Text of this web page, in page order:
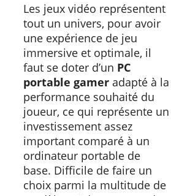
Les jeux vidéo représentent
tout un univers, pour avoir
une expérience de jeu
immersive et optimale, il
faut se doter d’un PC
portable gamer adapté à la
performance souhaité du
joueur, ce qui représente un
investissement assez
important comparé à un
ordinateur portable de
base. Difficile de faire un
choix parmi la multitude de